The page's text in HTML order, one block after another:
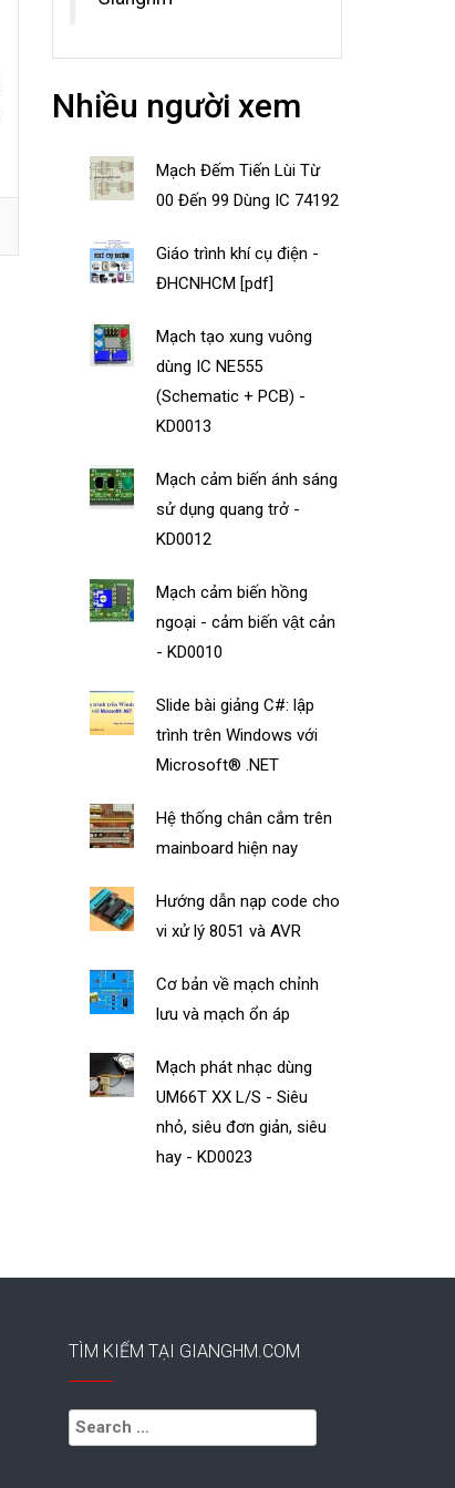
Nhiều người xem
Mạch Đếm Tiến Lùi Từ
00 Đến 99 Dùng IC 74192
Giáo trình khí cụ điện -
ĐHCNHCM [pdf]
Mạch tạo xung vuông
dùng IC NE555
(Schematic + PCB) -
KD0013
Mạch cảm biến ánh sáng
sử dụng quang trở -
KD0012
Mạch cảm biến hồng
ngoại - cảm biến vật cản
- KD0010
Slide bài giảng C#: lập
trình trên Windows với
Microsoft® .NET
Hệ thống chân cắm trên
mainboard hiện nay
Hướng dẫn nạp code cho
vi xử lý 8051 và AVR
Cơ bản về mạch chỉnh
lưu và mạch ổn áp
Mạch phát nhạc dùng
UM66T XX L/S - Siêu
nhỏ, siêu đơn giản, siêu
hay - KD0023
TÌM KIẾM TẠI GIANGHM.COM
Search
for: